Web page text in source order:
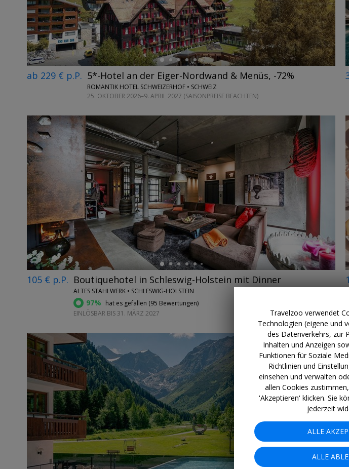
ab 229 € p.P. 5*-Hotel an der Eiger-Nordwand & Menüs, -72%
ROMANTIK HOTEL SCHWEIZERHOF • SCHWEIZ
25. OKTOBER 2026–9. APRIL 2027 (SAISONPREISE BEACHTEN)
←
105 € p.P. Boutiquehotel in Schleswig-Holstein mit Dinner
ALTES STAHLWERK • SCHLESWIG-HOLSTEIN
97% hat es gefallen (95 Bewertungen)
EINLÖSBAR BIS 31. MÄRZ 2027
←
Travelzoo verwendet
Technologien (eigene und
des Datenverkehrs, zur
Inhalten und Anzeigen
Funktionen für Soziale
Richtlinien und
einsehen und verwalten
allen Cookies
'Akzeptieren' klicken. Sie
jederzeit
ALLE
ALLE